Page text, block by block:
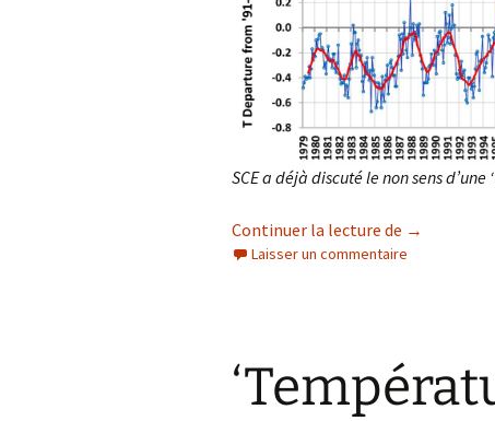
SCE a déjà discuté le non sens
Continuer la lecture de →
Laisser un commentaire